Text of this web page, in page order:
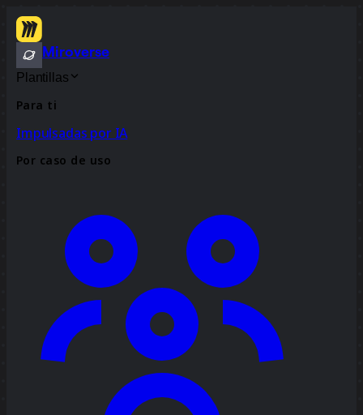
Miroverse
Plantillas
Para ti
Impulsadas por IA
Por caso de uso